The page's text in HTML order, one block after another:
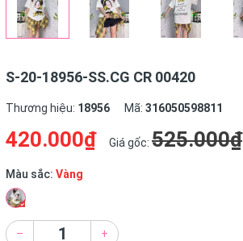
S-20-18956-SS.CG CR 00420
Thương hiệu: 18956 Mã: 316050598811
420.000₫ Giá gốc: 525.000₫
Màu sắc: Vàng
– +